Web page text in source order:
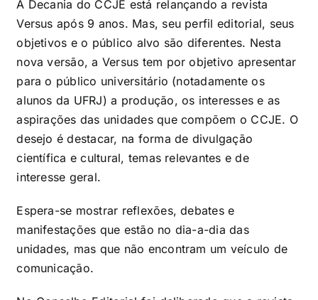
A Decania do CCJE está relançando a revista
Versus após 9 anos. Mas, seu perfil editorial, seus
objetivos e o público alvo são diferentes. Nesta
nova versão, a Versus tem por objetivo apresentar
para o público universitário (notadamente os
alunos da UFRJ) a produção, os interesses e as
aspirações das unidades que compõem o CCJE. O
desejo é destacar, na forma de divulgação
científica e cultural, temas relevantes e de
interesse geral.
Espera-se mostrar reflexões, debates e
manifestações que estão no dia-a-dia das
unidades, mas que não encontram um veículo de
comunicação.